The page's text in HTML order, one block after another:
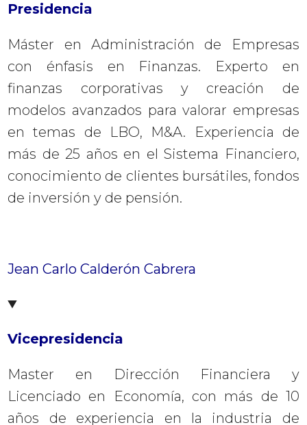
Presidencia
Máster en Administración de Empresas
con énfasis en Finanzas. Experto en
finanzas corporativas y creación de
modelos avanzados para valorar empresas
en temas de LBO, M&A. Experiencia de
más de 25 años en el Sistema Financiero,
conocimiento de clientes bursátiles, fondos
de inversión y de pensión.
Jean Carlo Calderón Cabrera
Vicepresidencia
Master en Dirección Financiera y
Licenciado en Economía, con más de 10
años de experiencia en la industria de